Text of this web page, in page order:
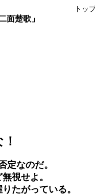
トッ
面楚歌」
定なのだ。
視せよ。
たがっている。